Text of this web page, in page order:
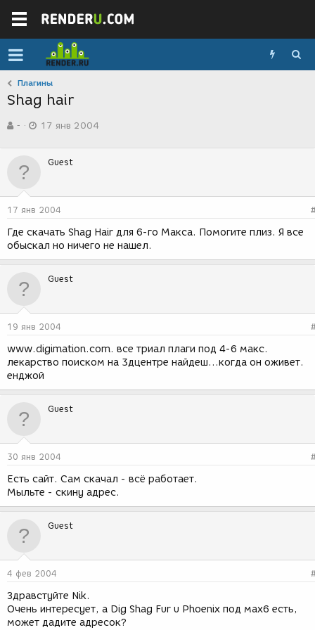
Плагины
Shag hair
в
р
м
-
а
д
н
и
17 янв 2004
Guest
17 янв 2004
Где скачать Shag Hair для 6-го Макса. Помогите плиз. Я все
обыскал но ничего не нашел.
Guest
19 янв 2004
www.digimation.com. все триал плаги под 4-6 макс.
лекарство поиском на 3дцентре найдеш...когда он оживет.
енджой
Guest
30 янв 2004
Есть сайт. Сам скачал - всё работает.
Мыльте - скину адрес.
Guest
4 фев 2004
Здравстуйте Nik.
Очень интересует, а Dig Shag Fur u Phoenix под мах6 есть,
может дадите адресок?